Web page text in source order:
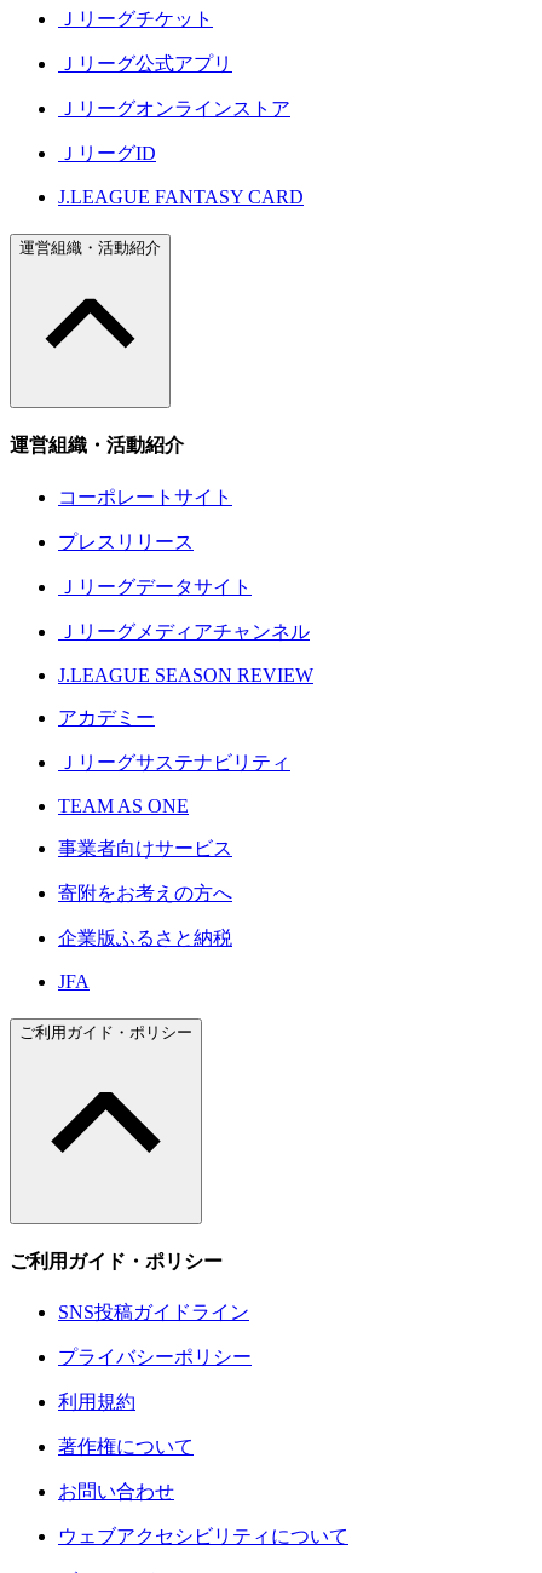
Ｊリーグチケット
Ｊリーグ公式アプリ
Ｊリーグオンラインストア
ＪリーグID
J.LEAGUE FANTASY CARD
運営組織・活動紹介
運営組織・活動紹介
コーポレートサイト
プレスリリース
Ｊリーグデータサイト
Ｊリーグメディアチャンネル
J.LEAGUE SEASON REVIEW
アカデミー
Ｊリーグサステナビリティ
TEAM AS ONE
事業者向けサービス
寄附をお考えの方へ
企業版ふるさと納税
JFA
ご利用ガイド・ポリシー
ご利用ガイド・ポリシー
SNS投稿ガイドライン
プライバシーポリシー
利用規約
著作権について
お問い合わせ
ウェブアクセシビリティについて